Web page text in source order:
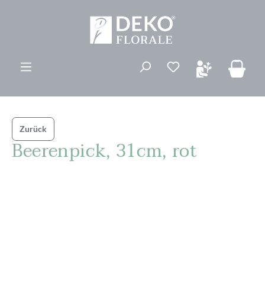
Du hast 0
Zurück
Beerenpick, 31cm, rot